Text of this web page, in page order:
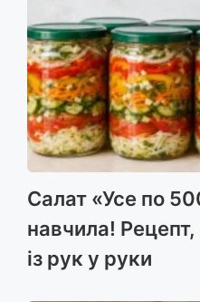
Салат «Усе по
навчила!
із рук у руки